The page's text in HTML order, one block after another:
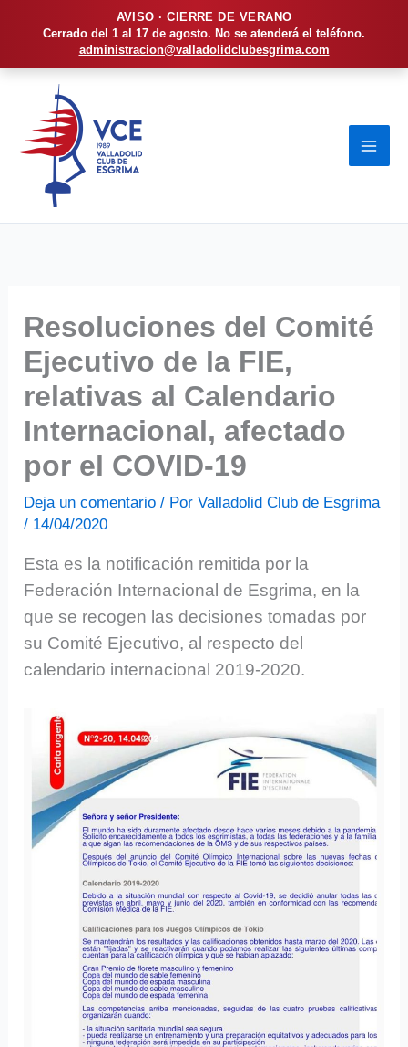
AVISO · CIERRE DE VERANO
Cerrado del 1 al 17 de agosto. No se atenderá el teléfono.
administracion@valladolidclubesgrima.com
contenido
Resoluciones del Comité
Ejecutivo de la FIE,
relativas al Calendario
Internacional, afectado
por el COVID-19
Deja un comentario / PorValladolid Club de Esgrima
/ 14/04/2020
Esta es la notificación remitida por la
Federación Internacional de Esgrima, en la
que se recogen las decisiones tomadas por
su Comité Ejecutivo, al respecto del
calendario internacional 2019-2020.